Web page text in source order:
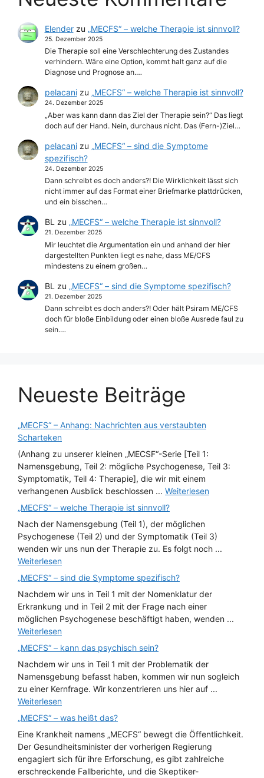
Elenderzu „MECFS“ – welche Therapie ist sinnvoll?
25. Dezember 2025
Die Therapie soll eine Verschlechterung des Zustandes
verhindern. Wäre eine Option, kommt halt ganz auf die
Diagnose und Prognose an.…
pelacanizu „MECFS“ – welche Therapie ist sinnvoll?
24. Dezember 2025
„Aber was kann dann das Ziel der Therapie sein?“ Das liegt
doch auf der Hand. Nein, durchaus nicht. Das (Fern-)Ziel…
pelacanizu „MECFS“ – sind die Symptome
spezifisch?
24. Dezember 2025
Dann schreibt es doch anders?! Die Wirklichkeit lässt sich
nicht immer auf das Format einer Briefmarke plattdrücken,
und ein bisschen…
BL zu „MECFS“ – welche Therapie ist sinnvoll?
21. Dezember 2025
Mir leuchtet die Argumentation ein und anhand der hier
dargestellten Punkten liegt es nahe, dass ME/CFS
mindestens zu einem großen…
BL zu „MECFS“ – sind die Symptome spezifisch?
21. Dezember 2025
Dann schreibt es doch anders?! Oder hält Psiram ME/CFS
doch für bloße Einbildung oder einen bloße Ausrede faul zu
sein.…
Neueste Beiträge
„MECFS“ – Anhang: Nachrichten aus verstaubten
Scharteken
(Anhang zu unserer kleinen „MECSF“-Serie [Teil 1:
Namensgebung, Teil 2: mögliche Psychogenese, Teil 3:
Symptomatik, Teil 4: Therapie], die wir mit einem
verhangenen Ausblick beschlossen ... Weiterlesen
„MECFS“ – welche Therapie ist sinnvoll?
Nach der Namensgebung (Teil 1), der möglichen
Psychogenese (Teil 2) und der Symptomatik (Teil 3)
wenden wir uns nun der Therapie zu. Es folgt noch ...
Weiterlesen
„MECFS“ – sind die Symptome spezifisch?
Nachdem wir uns in Teil 1 mit der Nomenklatur der
Erkrankung und in Teil 2 mit der Frage nach einer
möglichen Psychogenese beschäftigt haben, wenden ...
Weiterlesen
„MECFS“ – kann das psychisch sein?
Nachdem wir uns in Teil 1 mit der Problematik der
Namensgebung befasst haben, kommen wir nun sogleich
zu einer Kernfrage. Wir konzentrieren uns hier auf ...
Weiterlesen
„MECFS“ – was heißt das?
Eine Krankheit namens „MECFS“ bewegt die Öffentlichkeit.
Der Gesundheitsminister der vorherigen Regierung
engagiert sich für ihre Erforschung, es gibt zahlreiche
erschreckende Fallberichte, und die Skeptiker-